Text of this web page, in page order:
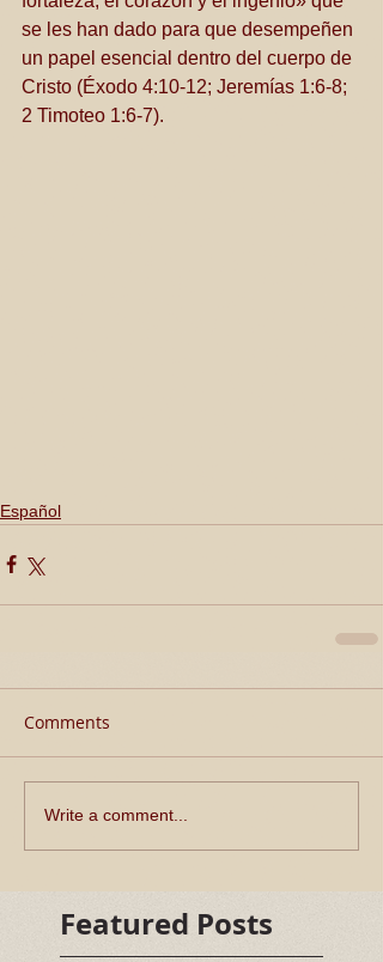
se les han dado para que desempeñen
un papel esencial dentro del cuerpo de
Cristo (Éxodo 4:10-12; Jeremías 1:6-8;
2 Timoteo 1:6-7).
Español
Comments
Write a comment...
Featured Posts